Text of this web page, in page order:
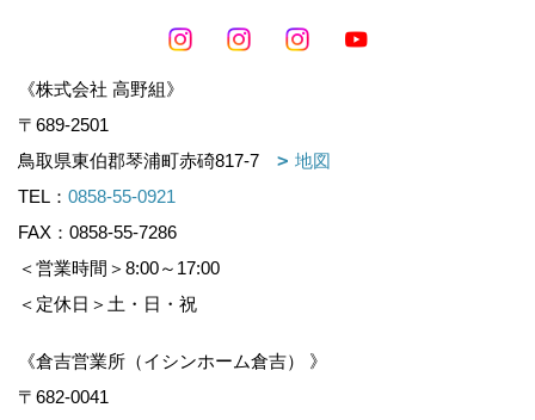
《株式会社 高野組》
〒689-2501
鳥取県東伯郡琴浦町赤碕817-7
地図
TEL： 0858-55-0921
FAX：0858-55-7286
＜営業時間＞8:00～17:00
＜定休日＞土・日・祝
《倉吉営業所（イシンホーム倉吉） 》
〒682-0041